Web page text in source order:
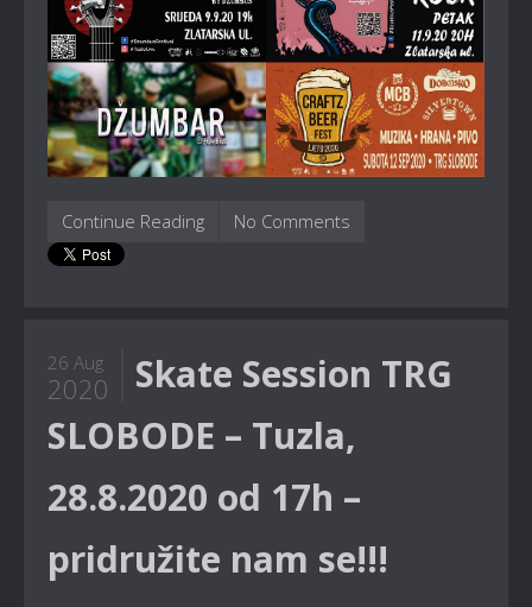
Continue Reading No Comments
26 Aug
2020
Skate Session TRG
SLOBODE – Tuzla,
28.8.2020 od 17h –
pridružite nam se!!!